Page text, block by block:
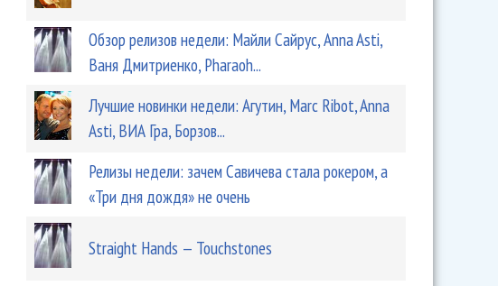
Обзор релизов недели: Майли Сайрус, Anna Asti,
Ваня Дмитриенко, Pharaoh...
Лучшие новинки недели: Агутин, Marc Ribot, Anna
Asti, ВИА Гра, Борзов...
Релизы недели: зачем Савичева стала рокером, а
«Три дня дождя» не очень
Straight Hands — Touchstones